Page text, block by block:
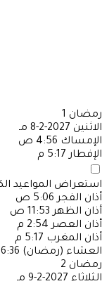
رمضان 1
الاثنين 2027-2-8 مـ
الإمساك 4:56 ص
الإفطار 5:17 م
استعراض المواعيد
أذان الفجر 5:06 ص
أذان الظهر 11:53 ص
أذان العصر 2:54 م
أذان المغرب 5:17 م
العشاء (رمضان) 6:36 م
رمضان 2
الثلاثاء 2027-2-9 مـ